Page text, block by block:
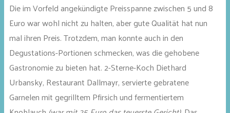
Die im Vorfeld angekündigte Preisspanne zwischen 5 und 8
Euro war wohl nicht zu halten, aber gute Qualität hat nun
mal ihren Preis. Trotzdem, man konnte auch in den
Degustations-Portionen schmecken, was die gehobene
Gastronomie zu bieten hat. 2-Sterne-Koch Diethard
Urbansky, Restaurant Dallmayr, servierte gebratene
Garnelen mit gegrilltem Pfirsich und fermentiertem